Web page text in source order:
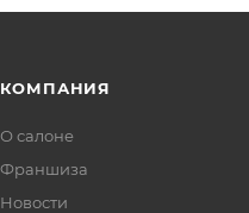
КОМПАНИЯ
О салоне
Франшиза
Новости